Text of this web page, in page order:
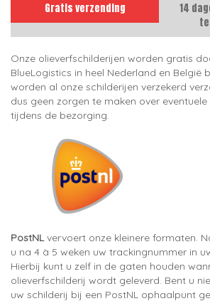
Gratis verzending
14
Onze olieverfschilderijen worden gratis
BlueLogistics in heel Nederland en België
worden al onze schilderijen verzekerd
dus geen zorgen te maken over
tijdens de bezorging.
PostNLvervoert onze kleinere formaten.
u na 4 à 5 weken uw trackingnummer in
Hierbij kunt u zelf in de gaten houden
olieverfschilderij wordt geleverd. Bent u
uw schilderij bij een PostNL ophaalpunt